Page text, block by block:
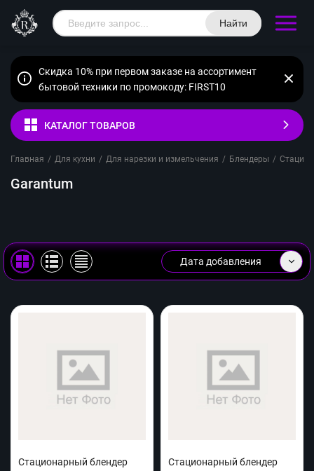
Найти
Скидка 10% при первом заказе на ассортимент
бытовой техники по промокоду: FIRST10
КАТАЛОГ ТОВАРОВ
Главная / Для кухни / Для нарезки и измельчения / Блендеры /
Garantum
Дата добавления
Стационарный блендер
Стационарный блендер